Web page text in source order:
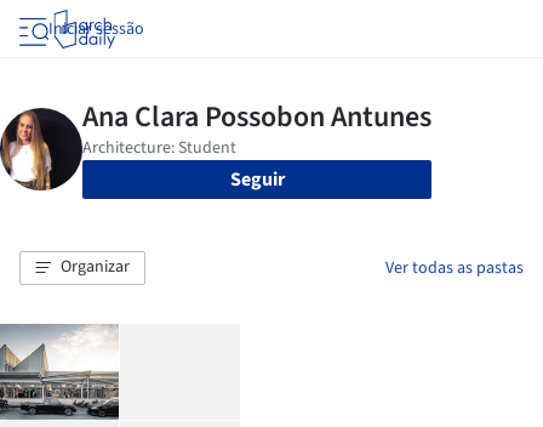
Iniciar sessão
Seguir
Organizar Ver todas as pastas